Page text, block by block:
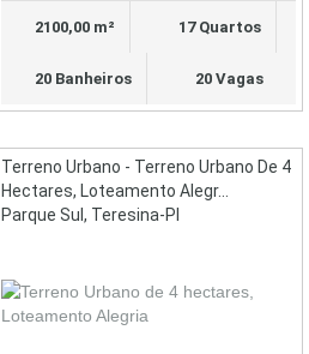
2100,00 m² 17 Quartos
20 Banheiros 20 Vagas
Terreno Urbano - Terreno Urbano De 4
Hectares, Loteamento Alegr...
Parque Sul, Teresina-PI